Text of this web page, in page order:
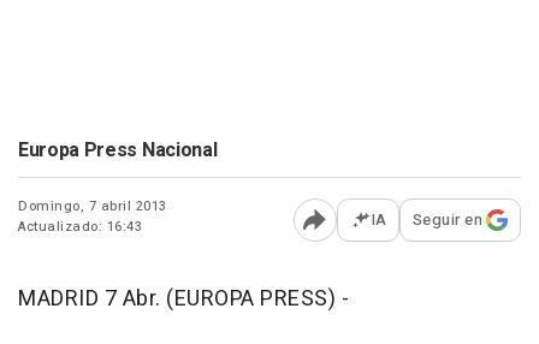
Europa Press Nacional
Domingo, 7 abril 2013
Actualizado: 16:43
Abrir opciones para
IA Seguir en
MADRID 7 Abr. (EUROPA PRESS) -